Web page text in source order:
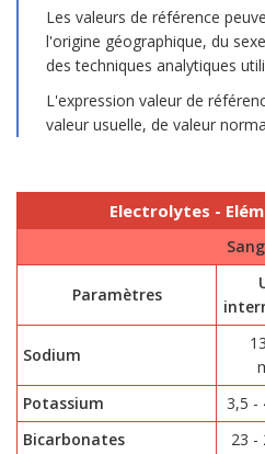
Les valeurs de référence
l'origine géographique, du
des techniques analytiques
L'expression valeur de
valeur usuelle, de valeur
Electrolytes -
Sang
Paramètres
Sodium
Potassium 3,5 -
Bicarbonates
23 -